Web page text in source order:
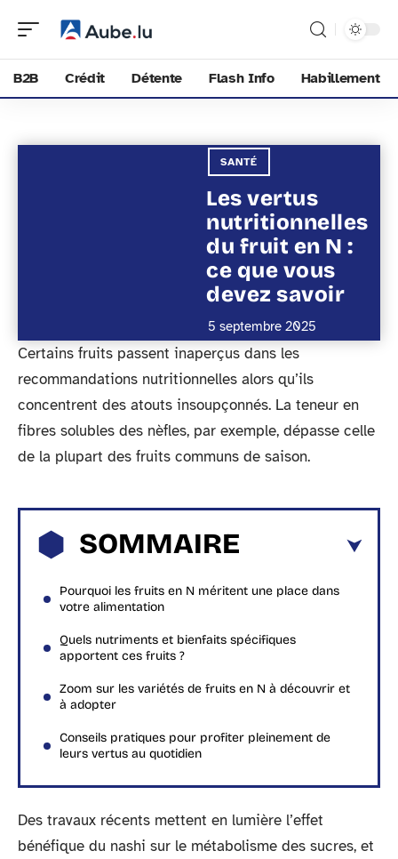
B2B Crédit Détente Flash Info Habillement
SANTÉ
Les vertus
nutritionnelles
du fruit en N :
ce que vous
devez savoir
5 septembre 2025
Certains fruits passent inaperçus dans les
recommandations nutritionnelles alors qu’ils
concentrent des atouts insoupçonnés. La teneur en
fibres solubles des nèfles, par exemple, dépasse celle
de la plupart des fruits communs de saison.
SOMMAIRE
Pourquoi les fruits en N méritent une place dans
votre alimentation
Quels nutriments et bienfaits spécifiques
apportent ces fruits ?
Zoom sur les variétés de fruits en N à découvrir et
à adopter
Conseils pratiques pour profiter pleinement de
leurs vertus au quotidien
Des travaux récents mettent en lumière l’effet
bénéfique du nashi sur le métabolisme des sucres, et